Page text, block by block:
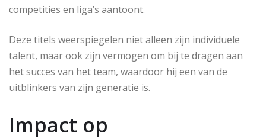
competities en liga’s aantoont.
Deze titels weerspiegelen niet alleen zijn individuele
talent, maar ook zijn vermogen om bij te dragen aan
het succes van het team, waardoor hij een van de
uitblinkers van zijn generatie is.
Impact op